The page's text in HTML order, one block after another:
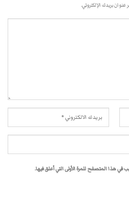
عنوان بريدك الإلكتروني.
في هذا المتصفح للمرة الأولى التي أعلق فيها.